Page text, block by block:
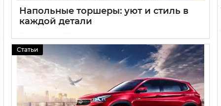
Напольные торшеры: уют и стиль в
каждой детали
Статьи